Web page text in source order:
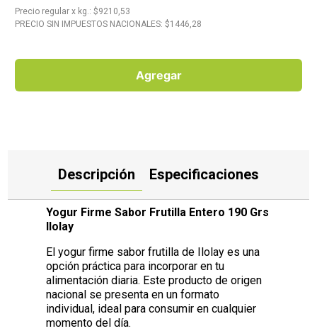
Precio regular x kg. : $9210,53
PRECIO SIN IMPUESTOS NACIONALES: $1446,28
Agregar
Descripción Especificaciones
Yogur Firme Sabor Frutilla Entero 190 Grs
Ilolay
El yogur firme sabor frutilla de Ilolay es una
opción práctica para incorporar en tu
alimentación diaria. Este producto de origen
nacional se presenta en un formato
individual, ideal para consumir en cualquier
momento del día.